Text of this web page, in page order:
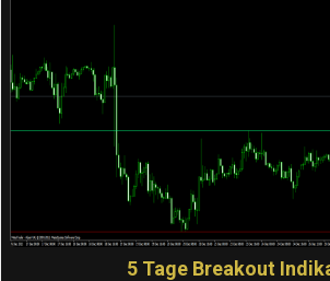
5 Tage Breakout